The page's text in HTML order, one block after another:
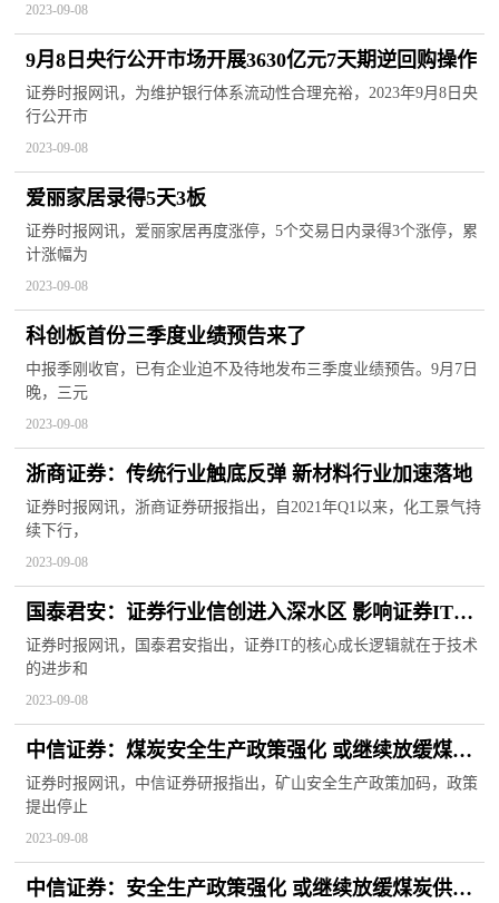
2023-09-08
9月8日央行公开市场开展3630亿元7天期逆回购操作
证券时报网讯，为维护银行体系流动性合理充裕，2023年9月8日央
行公开市
2023-09-08
爱丽家居录得5天3板
证券时报网讯，爱丽家居再度涨停，5个交易日内录得3个涨停，累
计涨幅为
2023-09-08
科创板首份三季度业绩预告来了
中报季刚收官，已有企业迫不及待地发布三季度业绩预告。9月7日
晚，三元
2023-09-08
浙商证券：传统行业触底反弹 新材料行业加速落地
证券时报网讯，浙商证券研报指出，自2021年Q1以来，化工景气持
续下行，
2023-09-08
国泰君安：证券行业信创进入深水区 影响证券IT竞
争格局
证券时报网讯，国泰君安指出，证券IT的核心成长逻辑就在于技术
的进步和
2023-09-08
中信证券：煤炭安全生产政策强化 或继续放缓煤炭
供给节奏
证券时报网讯，中信证券研报指出，矿山安全生产政策加码，政策
提出停止
2023-09-08
中信证券：安全生产政策强化 或继续放缓煤炭供给